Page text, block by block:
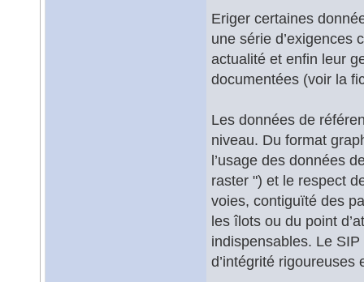
Eriger certaines
une série d’exigences
actualité et enfin leur
documentées (voir la
Les données de
niveau. Du format
l’usage des données
raster ") et le respect
voies, contiguïté des
les îlots ou du point
indispensables. Le
d’intégrité rigoureuses